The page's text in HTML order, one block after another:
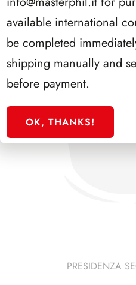
PRESIDENZA
available international
be completed
shipping manually and
before payment.
OK, THANKS!